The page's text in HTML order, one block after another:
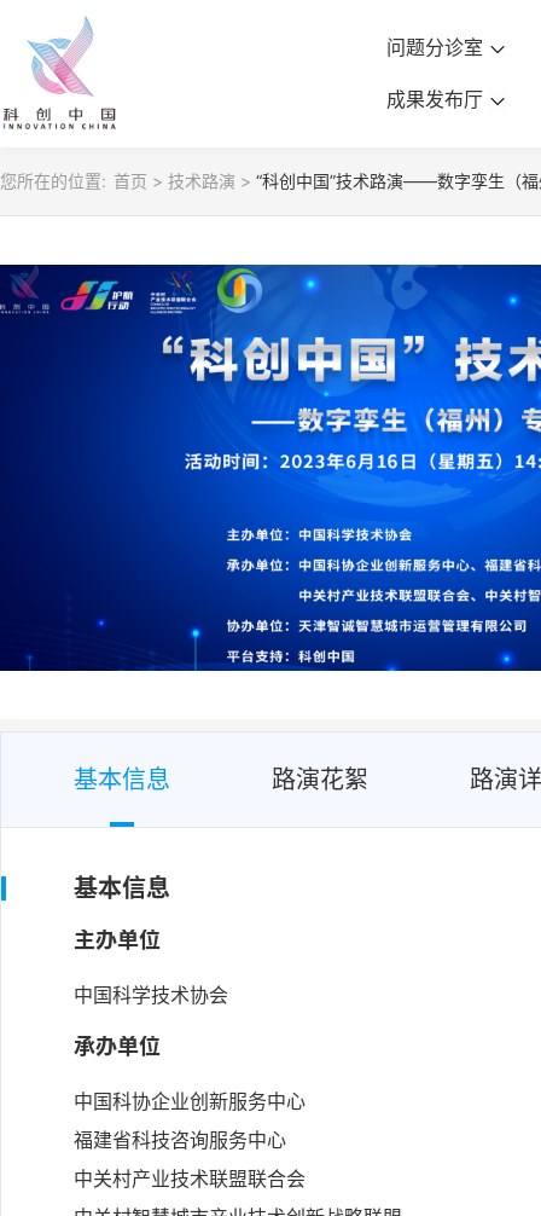
问题分诊室
成果发布厅
您所在的位置: 首页 > 技术路演 > “科创中国”技术路演——数字孪生（
基本信息 路演花絮 路演
基本信息
主办单位
中国科学技术协会
承办单位
中国科协企业创新服务中心
福建省科技咨询服务中心
中关村产业技术联盟联合会